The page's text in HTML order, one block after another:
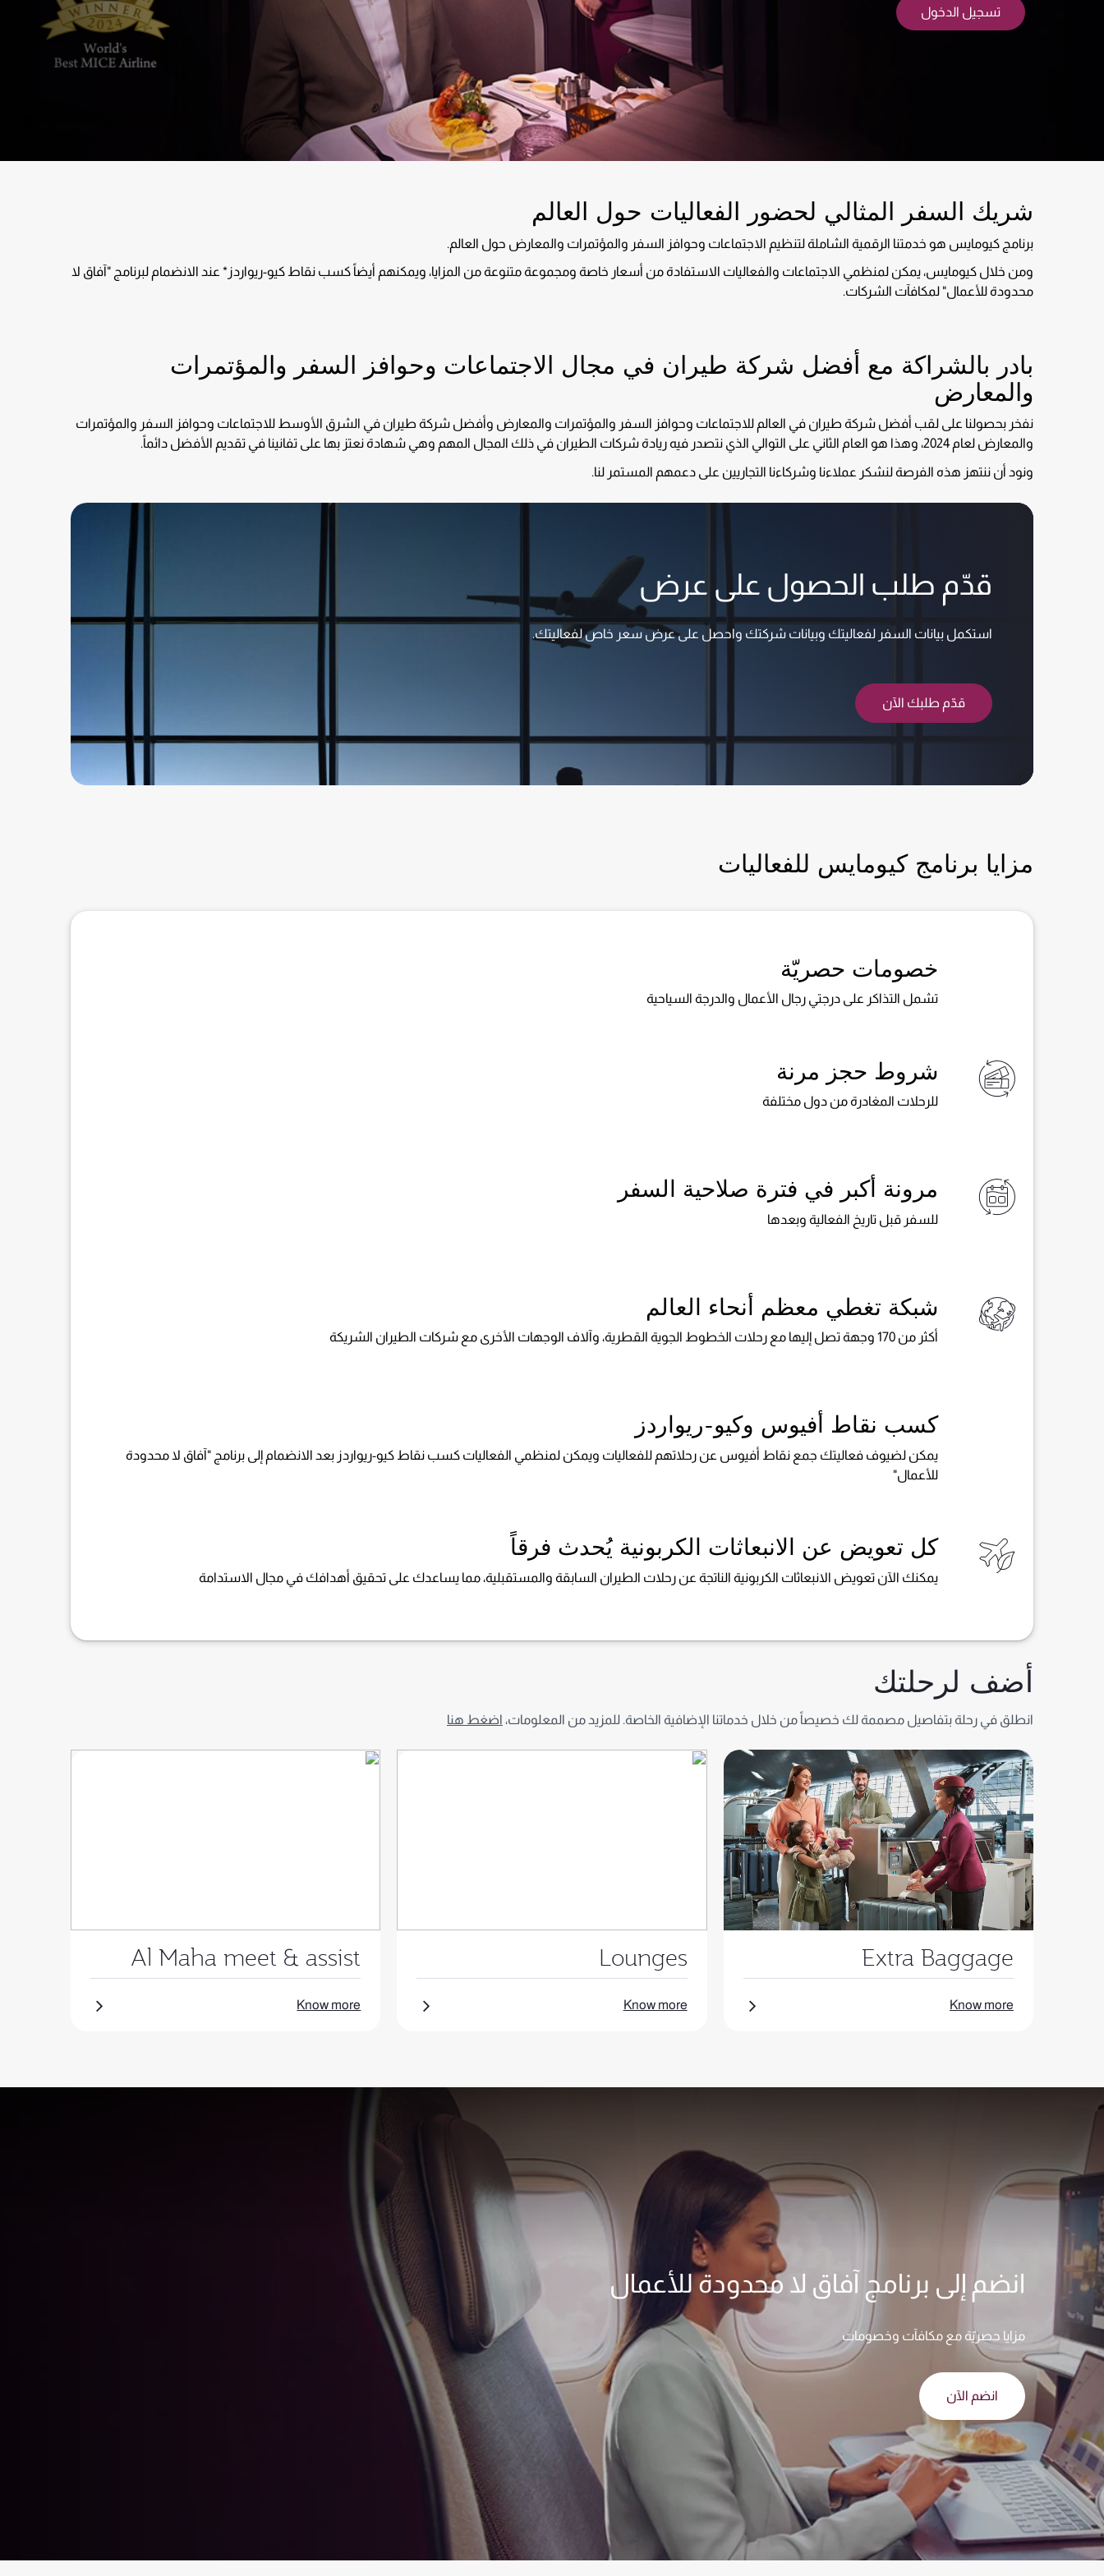
تسجيل الدخول
شريك السفر المثالي لحضور الفعاليات حول العالم
برنامج كيومايس هو خدمتنا الرقمية الشاملة لتنظيم الاجتماعات وحوافز السفر والمؤتمرات والمعارض حول العالم.
ومن خلال كيومايس، يمكن لمنظمي الاجتماعات والفعاليات الاستفادة من أسعار خاصة ومجموعة متنوعة من المزايا، ويمكنهم أيضاً كسب نقاط كيو-ريواردز* عند الانضمام لبرنامج "آفاق لا
محدودة للأعمال" لمكافآت الشركات.
بادر بالشراكة مع أفضل شركة طيران في مجال الاجتماعات وحوافز السفر والمؤتمرات
والمعارض
نفخر بحصولنا على لقب أفضل شركة طيران في العالم للاجتماعات وحوافز السفر والمؤتمرات والمعارض وأفضل شركة طيران في الشرق الأوسط للاجتماعات وحوافز السفر والمؤتمرات
والمعارض لعام 2024، وهذا هو العام الثاني على التوالي الذي نتصدر فيه ريادة شركات الطيران في ذلك المجال المهم وهي شهادة نعتز بها على تفانينا في تقديم الأفضل دائماً.
ونود أن ننتهز هذه الفرصة لنشكر عملاءنا وشركاءنا التجاريين على دعمهم المستمر لنا.
قدّم طلب الحصول على عرض
استكمل بيانات السفر لفعاليتك وبيانات شركتك واحصل على عرض سعر خاص لفعاليتك.
قدّم طلبك الآن
مزايا برنامج كيومايس للفعاليات
خصومات حصريّة
تشمل التذاكر على درجتي رجال الأعمال والدرجة السياحية
شروط حجز مرنة
للرحلات المغادرة من دول مختلفة
مرونة أكبر في فترة صلاحية السفر
للسفر قبل تاريخ الفعالية وبعدها
شبكة تغطي معظم أنحاء العالم
أكثر من 170 وجهة تصل إليها مع رحلات الخطوط الجوية القطرية، وآلاف الوجهات الأخرى مع شركات الطيران الشريكة
كسب نقاط أفيوس وكيو-ريواردز
يمكن لضيوف فعاليتك جمع نقاط أفيوس عن رحلاتهم للفعاليات ويمكن لمنظمي الفعاليات كسب نقاط كيو-ريواردز بعد الانضمام إلى برنامج "آفاق لا محدودة
للأعمال"
كل تعويض عن الانبعاثات الكربونية يُحدث فرقاً
يمكنك الآن تعويض الانبعاثات الكربونية الناتجة عن رحلات الطيران السابقة والمستقبلية،مما يساعدك على تحقيق أهدافك في مجال الاستدامة
أضف لرحلتك
انطلق في رحلة بتفاصيل مصممة لك خصيصاً من خلال خدماتنا الإضافية الخاصة. للمزيد من المعلومات، اضغط هنا
Extra Baggage
Know more
Lounges
Know more
Al Maha meet & assist
Know more
انضم إلى برنامج آفاق لا محدودة للأعمال
مزايا حصريّة مع مكافآت وخصومات
انضم الآن